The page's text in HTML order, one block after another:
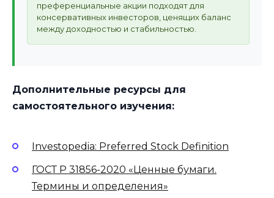
преференциальные акции подходят для
консервативных инвесторов, ценящих баланс
между доходностью и стабильностью.
Дополнительные ресурсы для
самостоятельного изучения:
Investopedia: Preferred Stock Definition
ГОСТ Р 31856-2020 «Ценные бумаги.
Термины и определения»